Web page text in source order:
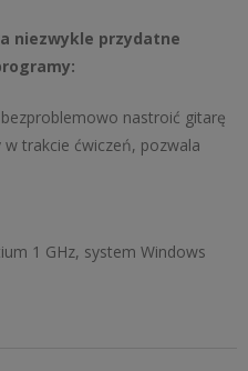
niezwykle przydatne
nastroić gitarę
trakcie ćwiczeń, pozwala
1 GHz, system Windows